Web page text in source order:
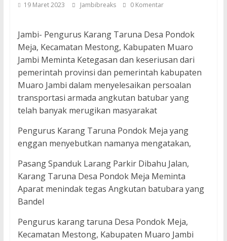
19 Maret 2023 Jambibreaks 0 Komentar
Jambi- Pengurus Karang Taruna Desa Pondok
Meja, Kecamatan Mestong, Kabupaten Muaro
Jambi Meminta Ketegasan dan keseriusan dari
pemerintah provinsi dan pemerintah kabupaten
Muaro Jambi dalam menyelesaikan persoalan
transportasi armada angkutan batubar yang
telah banyak merugikan masyarakat
Pengurus Karang Taruna Pondok Meja yang
enggan menyebutkan namanya mengatakan,
Pasang Spanduk Larang Parkir Dibahu Jalan,
Karang Taruna Desa Pondok Meja Meminta
Aparat menindak tegas Angkutan batubara yang
Bandel
Pengurus karang taruna Desa Pondok Meja,
Kecamatan Mestong, Kabupaten Muaro Jambi